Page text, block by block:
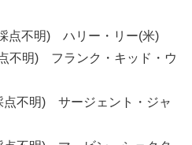
点不明) ハリー・リー(米)
不明) フランク・キッド・ウ
不明) サージェント・ジャ